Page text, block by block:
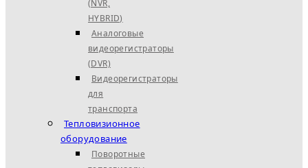
(NVR,
HYBRID)
Аналоговые
видеорегистраторы
(DVR)
Видеорегистраторы
для
транспорта
Тепловизионное
оборудование
Поворотные